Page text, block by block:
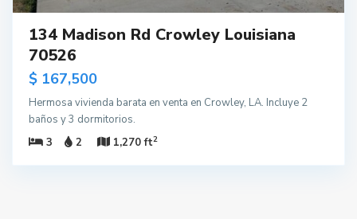
134 Madison Rd Crowley Louisiana
70526
$ 167,500
Hermosa vivienda barata en venta en Crowley, LA. Incluye 2
baños y 3 dormitorios.
3
2 1,270 ft2